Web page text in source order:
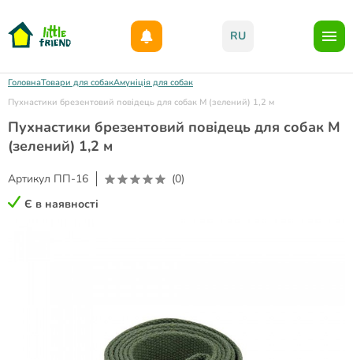
RU
ГоловнаТовари для собакАмуніція для собак
Пухнастики брезентовий повідець для собак М (зелений) 1,2 м
Пухнастики брезентовий повідець для собак М
(зелений) 1,2 м
Артикул ПП-16
(0)
Є в наявності